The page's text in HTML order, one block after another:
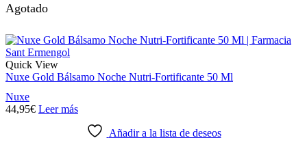
Agotado
Quick View
Nuxe Gold Bálsamo Noche Nutri-Fortificante 50 Ml
Nuxe
44,95€ Leer más
Añadir a la lista de deseos